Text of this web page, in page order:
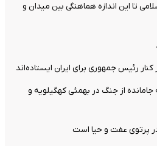
تا این اندازه هماهنگی بین میدان و
رئیس جمهوری برای ایران ایستاده‌اند
از جنگ در بهمئی کهگیلویه و
عفت و حیا است